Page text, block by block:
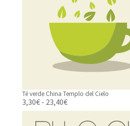
Té verde China Templo del Cielo
3,30€ - 23,40€Rango
de
precios: